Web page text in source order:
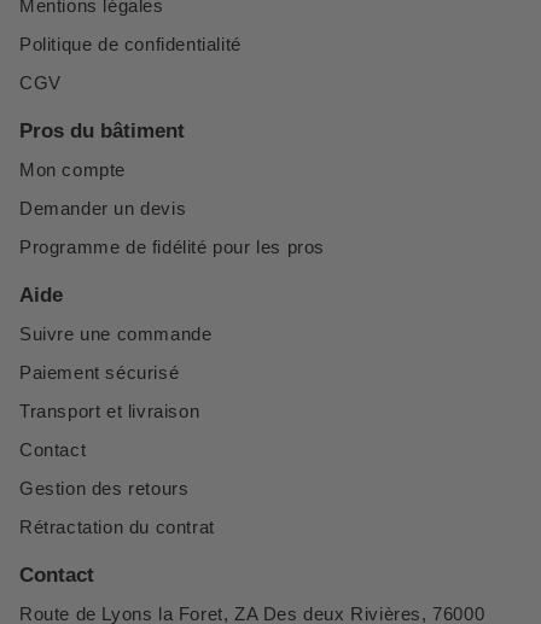
Mentions légales
Politique de confidentialité
CGV
Pros du bâtiment
Mon compte
Demander un devis
Programme de fidélité pour les pros
Aide
Suivre une commande
Paiement sécurisé
Transport et livraison
Contact
Gestion des retours
Rétractation du contrat
Contact
Route de Lyons la Foret, ZA Des deux Rivières, 76000